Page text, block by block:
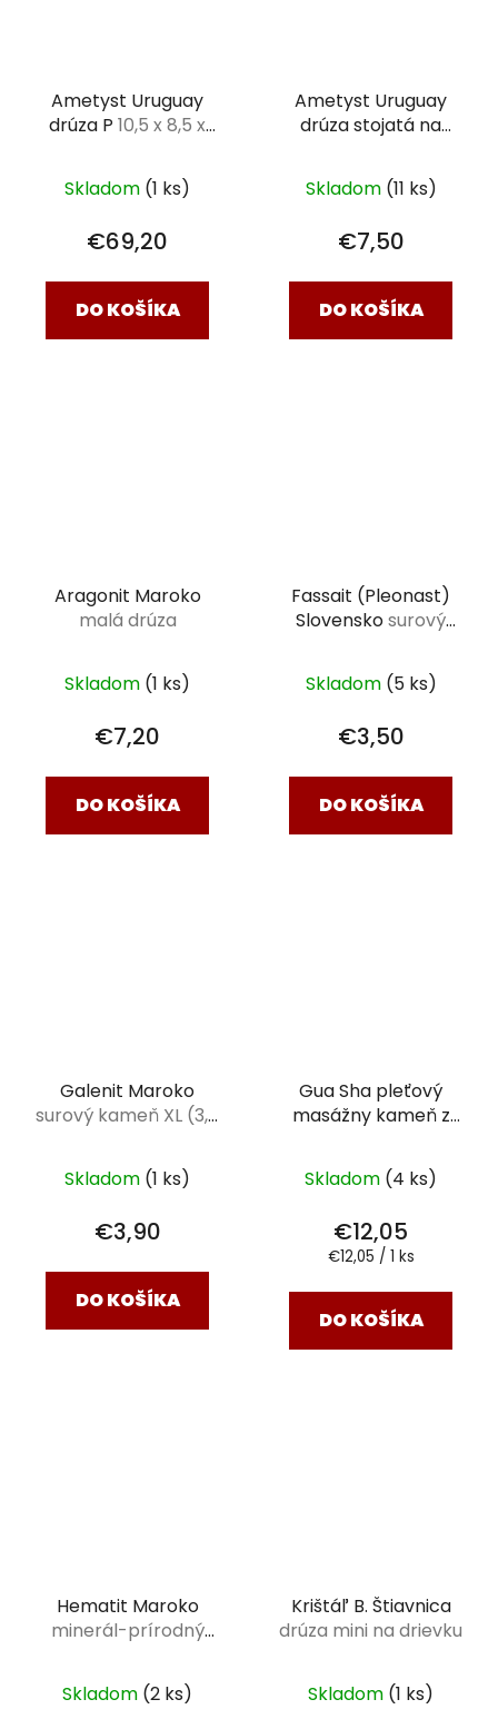
Ametyst Uruguay
drúza P 10,5 x 8,5 x
Skladom (1 ks)
€69,20
DO KOŠÍKA
Ametyst Uruguay
drúza stojatá na
Skladom (11 ks)
€7,50
DO KOŠÍKA
Aragonit Maroko
malá drúza
Skladom (1 ks)
€7,20
DO KOŠÍKA
Fassait (Pleonast)
Slovenskosurový
Skladom (5 ks)
€3,50
DO KOŠÍKA
Galenit Maroko
surový kameň XL (3,0
Skladom (1 ks)
€3,90
DO KOŠÍKA
Gua Sha pleťový
masážny kameň z
Skladom (4 ks)
€12,05
Jednotková
€12,05 / 1 ks
DO KOŠÍKA
Hematit Maroko
minerál-prírodný
Skladom (2 ks)
Krištáľ B. Štiavnica
drúza mini na drievku
Skladom (1 ks)